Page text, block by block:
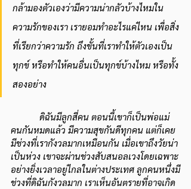
กล้ามองตัวเองว่ามีความน่ากลัวบ้างไหมใน
ความรักของเรา เรายอมทำอะไรแค่ไหน เพื่อสิ่ง
ที่เรียกว่าความรัก ถึงขั้นที่เราทำให้ตัวเองเป็น
ทุกข์ หรือทำให้คนอื่นเป็นทุกข์บ้างไหม หรือทั้ง
สองอย่าง
ดิฉันมีลูกสี่คน ตอนนี้เขาก็เป็นพ่อแม่
คนกันหมดแล้ว มีความสุขกันดีทุกคน แต่ก็เคย
มีช่วงที่เรากังวลมากเหมือนกัน เมื่อเขาถึงวัยน่า
เป็นห่วง เขาจะผ่านช่วงสับสนอลเวงโดยเฉพาะ
อย่างยิ่งเวลาอยู่ไกลในต่างประเทศ ลูกคนหนึ่งมี
ช่วงที่ดิฉันกังวลมาก เราเห็นอันตรายที่อาจเกิด